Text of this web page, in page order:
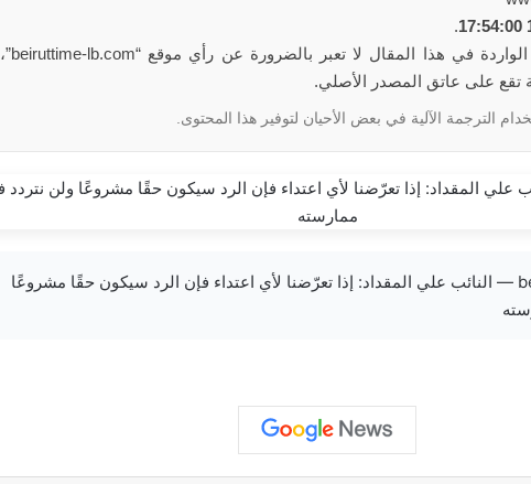
.
الآراء والمعلومات الواردة في هذا المقال لا تعبر بالضرورة عن رأي موقع “beiruttime-lb.com”،
تقع على عاتق المصدر الأصلي.
الترجمة الآلية في بعض الأحيان لتوفير هذا المحتوى.
beiruttime-lb.com — النائب علي المقداد: إذا تعرّضنا لأي اعتداء فإن الرد سيكون حقًا مشروعًا